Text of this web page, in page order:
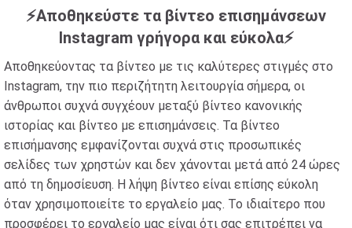
⚡Αποθηκεύστε τα βίντεο επισημάνσεων
Instagram γρήγορα και εύκολα⚡
Αποθηκεύοντας τα βίντεο με τις καλύτερες στιγμές στο
Instagram, την πιο περιζήτητη λειτουργία σήμερα, οι
άνθρωποι συχνά συγχέουν μεταξύ βίντεο κανονικής
ιστορίας και βίντεο με επισημάνσεις. Τα βίντεο
επισήμανσης εμφανίζονται συχνά στις προσωπικές
σελίδες των χρηστών και δεν χάνονται μετά από 24 ώρες
από τη δημοσίευση. Η λήψη βίντεο είναι επίσης εύκολη
όταν χρησιμοποιείτε το εργαλείο μας. Το ιδιαίτερο που
προσφέρει το εργαλείο μας είναι ότι σας επιτρέπει να